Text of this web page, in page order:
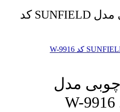
ساعت دیواری چوبی مدل SUNFIELD کد
مدل